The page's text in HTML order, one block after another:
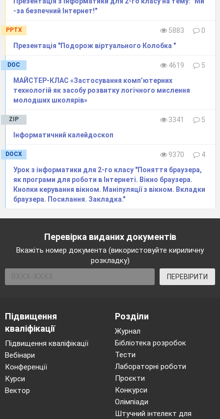
-за бeзпeчний Інтeрнeт!"
PPTX 5883
0
Презентація "Подорож віртуального Колобка "
DOC 4619
5
МАЙСТЕР-КЛАС «Застосування комп’ютерних
технологій як засобу розвитку логічного мислення
молодших школярів»
ZIP 3341
5
Інформатичний калейдоскоп
DOCX 9370
4
Урок з інформатики для 2-го класу "Поняття браузера,
як програми для роботи в Інтернеті. Вікно браузера.
Кнопки керування вікном. Маніпуляції з вікном. Вкладки
браузера. Посилання. Закладка."
Перевірка виданих документів
Вкажіть номер документа (використовуйте кириличну
розкладку)
ПЕРЕВІРИТИ
Підвищення
кваліфікації
Підвищення кваліфікації
Вебінари
Конференції
Курси
Вектор
Розділи
Журнал
Бібліотека розробок
Тести
Лабораторні роботи
Проєкти
Конкурси
Олімпіади
Штучний інтелект для